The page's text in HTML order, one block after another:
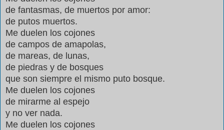
de fantasmas, de muertos por amor:
de putos muertos.
Me duelen los cojones
de campos de amapolas,
de mareas, de lunas,
de piedras y de bosques
que son siempre el mismo puto bosque.
Me duelen los cojones
de mirarme al espejo
y no ver nada.
Me duelen los cojones